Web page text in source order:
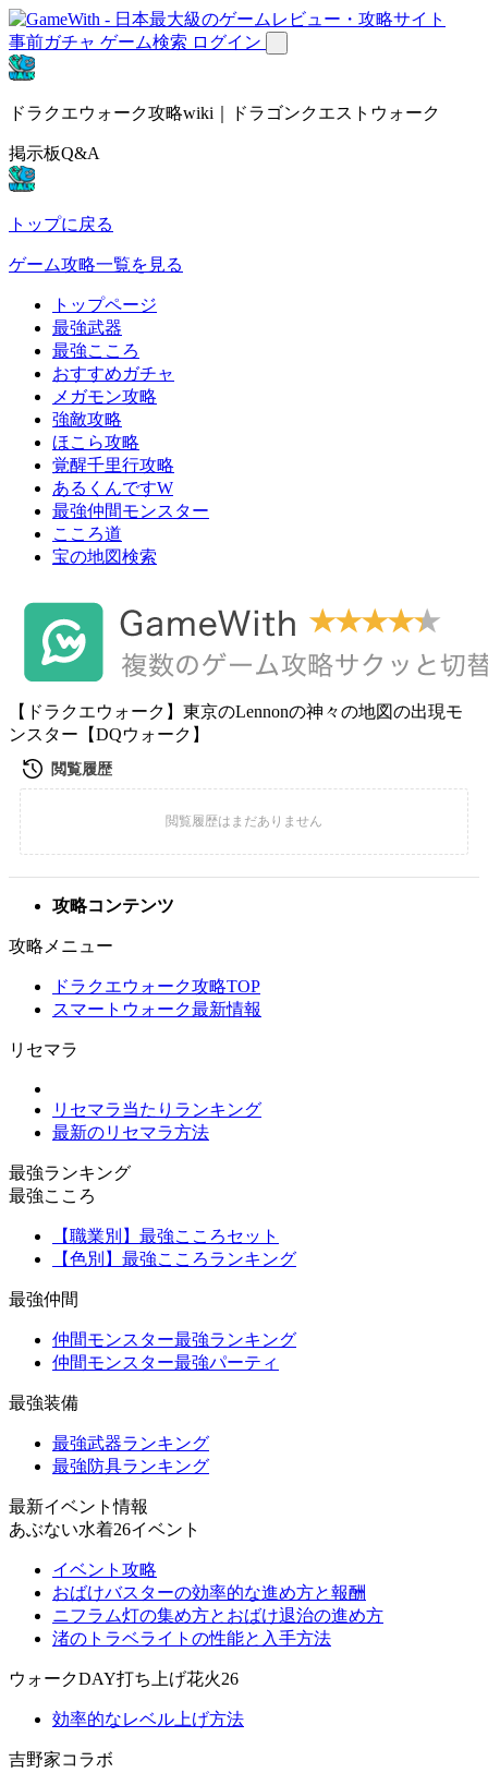
事前ガチャ ゲーム検索 ログイン
ドラクエウォーク攻略wiki｜ドラゴンクエストウォーク
掲示板Q&A
トップに戻る
ゲーム攻略一覧を見る
トップページ
最強武器
最強こころ
おすすめガチャ
メガモン攻略
強敵攻略
ほこら攻略
覚醒千里行攻略
あるくんですW
最強仲間モンスター
こころ道
宝の地図検索
【ドラクエウォーク】東京のLennonの神々の地図の出現モ
ンスター【DQウォーク】
攻略コンテンツ
攻略メニュー
ドラクエウォーク攻略TOP
スマートウォーク最新情報
リセマラ
リセマラ当たりランキング
最新のリセマラ方法
最強ランキング
最強こころ
【職業別】最強こころセット
【色別】最強こころランキング
最強仲間
仲間モンスター最強ランキング
仲間モンスター最強パーティ
最強装備
最強武器ランキング
最強防具ランキング
最新イベント情報
あぶない水着26イベント
イベント攻略
おばけバスターの効率的な進め方と報酬
ニフラム灯の集め方とおばけ退治の進め方
渚のトラベライトの性能と入手方法
ウォークDAY打ち上げ花火26
効率的なレベル上げ方法
吉野家コラボ